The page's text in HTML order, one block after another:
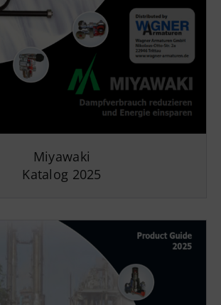
Miyawaki
Katalog 2025